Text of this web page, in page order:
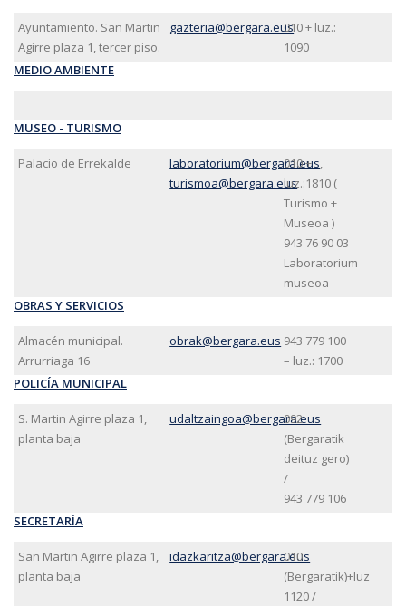
Ayuntamiento. San Martin
Agirre plaza 1, tercer piso.
gazteria@bergara.eus010 + luz.:
1090
MEDIO AMBIENTE
MUSEO - TURISMO
Palacio de Errekalde laboratorium@bergara.eus,
turismoa@bergara.eus
010 +
luz.:1810 (
Turismo +
Museoa )
943 76 90 03
Laboratorium
museoa
OBRAS Y SERVICIOS
Almacén municipal.
Arrurriaga 16
obrak@bergara.eus 943 779 100
– luz.: 1700
POLICÍA MUNICIPAL
S. Martin Agirre plaza 1,
planta baja
udaltzaingoa@bergara.eus
092
(Bergaratik
deituz gero)
/
943 779 106
SECRETARÍA
San Martin Agirre plaza 1,
planta baja
idazkaritza@bergara.eus
010
(Bergaratik)+luz
1120 /